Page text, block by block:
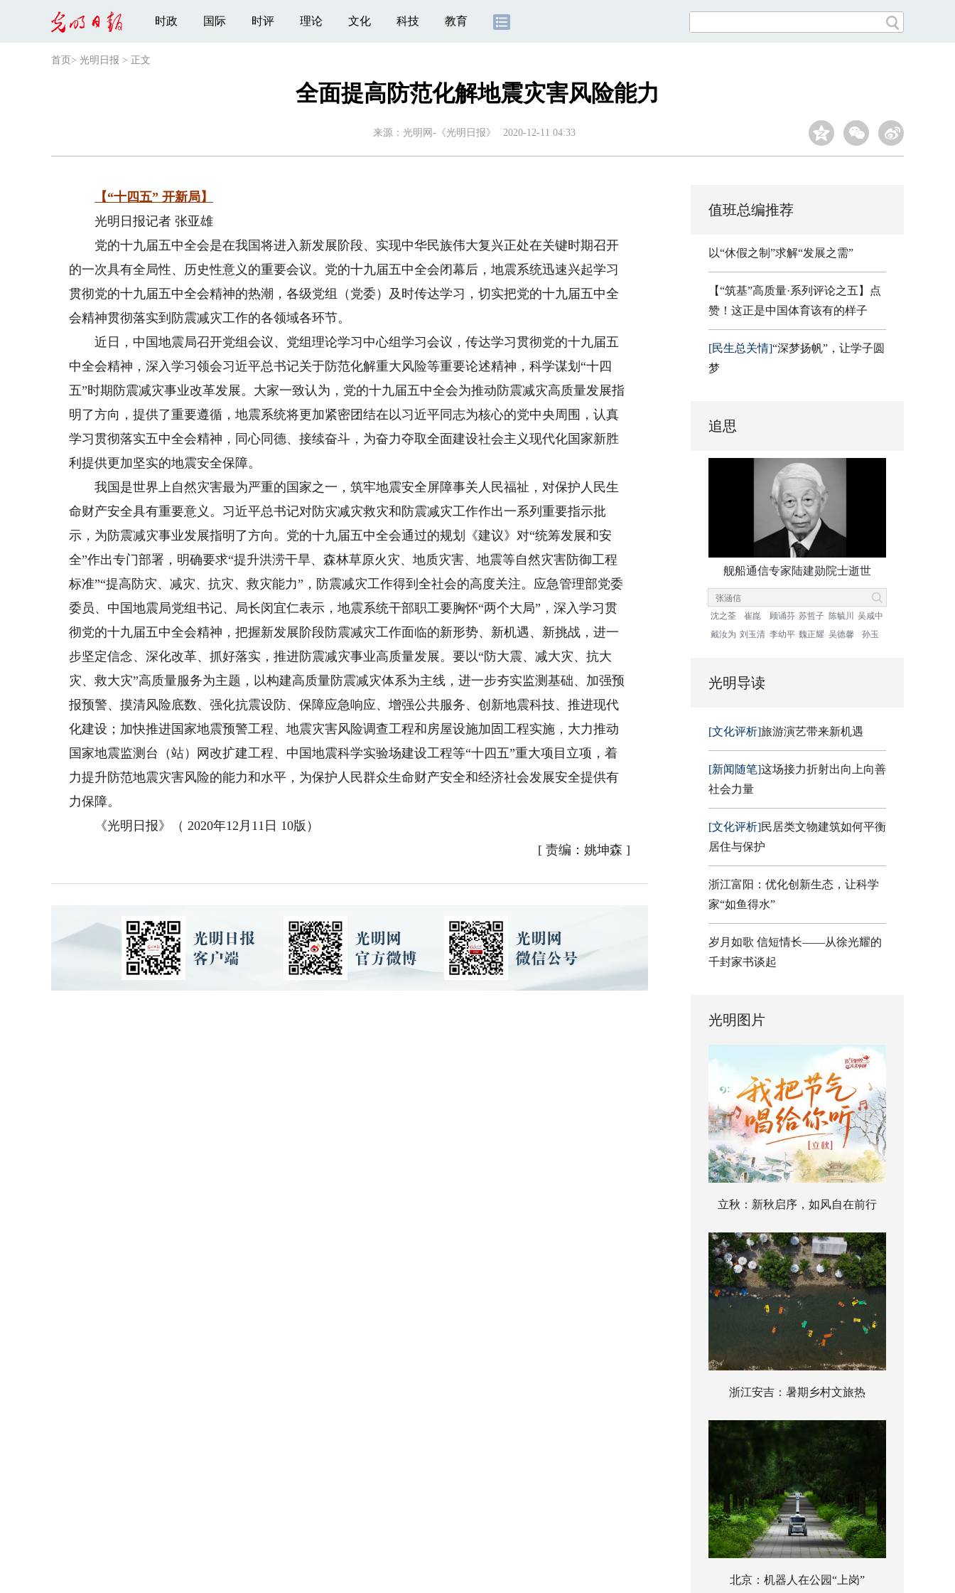
时政 国际 时评 理论 文化 科技 教育
首页 > 光明日报 > 正文
全面提高防范化解地震灾害风险能力
来源： 光明网-《光明日报》 2020-12-11 04:33
【“十四五” 开新局】
光明日报记者 张亚雄
党的十九届五中全会是在我国将进入新发展阶段、实现中华民族伟大复兴正处在关键时期召开
的一次具有全局性、历史性意义的重要会议。党的十九届五中全会闭幕后，地震系统迅速兴起学习
贯彻党的十九届五中全会精神的热潮，各级党组（党委）及时传达学习，切实把党的十九届五中全
会精神贯彻落实到防震减灾工作的各领域各环节。
近日，中国地震局召开党组会议、党组理论学习中心组学习会议，传达学习贯彻党的十九届五
中全会精神，深入学习领会习近平总书记关于防范化解重大风险等重要论述精神，科学谋划“十四
五”时期防震减灾事业改革发展。大家一致认为，党的十九届五中全会为推动防震减灾高质量发展指
明了方向，提供了重要遵循，地震系统将更加紧密团结在以习近平同志为核心的党中央周围，认真
学习贯彻落实五中全会精神，同心同德、接续奋斗，为奋力夺取全面建设社会主义现代化国家新胜
利提供更加坚实的地震安全保障。
我国是世界上自然灾害最为严重的国家之一，筑牢地震安全屏障事关人民福祉，对保护人民生
命财产安全具有重要意义。习近平总书记对防灾减灾救灾和防震减灾工作作出一系列重要指示批
示，为防震减灾事业发展指明了方向。党的十九届五中全会通过的规划《建议》对“统筹发展和安
全”作出专门部署，明确要求“提升洪涝干旱、森林草原火灾、地质灾害、地震等自然灾害防御工程
标准”“提高防灾、减灾、抗灾、救灾能力”，防震减灾工作得到全社会的高度关注。应急管理部党委
委员、中国地震局党组书记、局长闵宜仁表示，地震系统干部职工要胸怀“两个大局”，深入学习贯
彻党的十九届五中全会精神，把握新发展阶段防震减灾工作面临的新形势、新机遇、新挑战，进一
步坚定信念、深化改革、抓好落实，推进防震减灾事业高质量发展。要以“防大震、减大灾、抗大
灾、救大灾”高质量服务为主题，以构建高质量防震减灾体系为主线，进一步夯实监测基础、加强预
报预警、摸清风险底数、强化抗震设防、保障应急响应、增强公共服务、创新地震科技、推进现代
化建设；加快推进国家地震预警工程、地震灾害风险调查工程和房屋设施加固工程实施，大力推动
国家地震监测台（站）网改扩建工程、中国地震科学实验场建设工程等“十四五”重大项目立项，着
力提升防范地震灾害风险的能力和水平，为保护人民群众生命财产安全和经济社会发展安全提供有
力保障。
《光明日报》（ 2020年12月11日 10版）
[ 责编：姚坤森 ]
值班总编推荐
以“休假之制”求解“发展之需”
【“筑基”高质量·系列评论之五】点
赞！这正是中国体育该有的样子
[民生总关情]“深梦扬帆”，让学子圆
梦
追思
舰船通信专家陆建勋院士逝世
沈之荃 崔崑 顾诵芬 苏哲子 陈毓川
吴咸中
戴汝为 刘玉清 李幼平 魏正耀 吴德馨 孙玉
光明导读
[文化评析]旅游演艺带来新机遇
[新闻随笔]这场接力折射出向上向善
社会力量
[文化评析]民居类文物建筑如何平衡
居住与保护
浙江富阳：优化创新生态，让科学
家“如鱼得水”
岁月如歌 信短情长——从徐光耀的
千封家书谈起
光明图片
立秋：新秋启序，如风自在前行
浙江安吉：暑期乡村文旅热
北京：机器人在公园“上岗”